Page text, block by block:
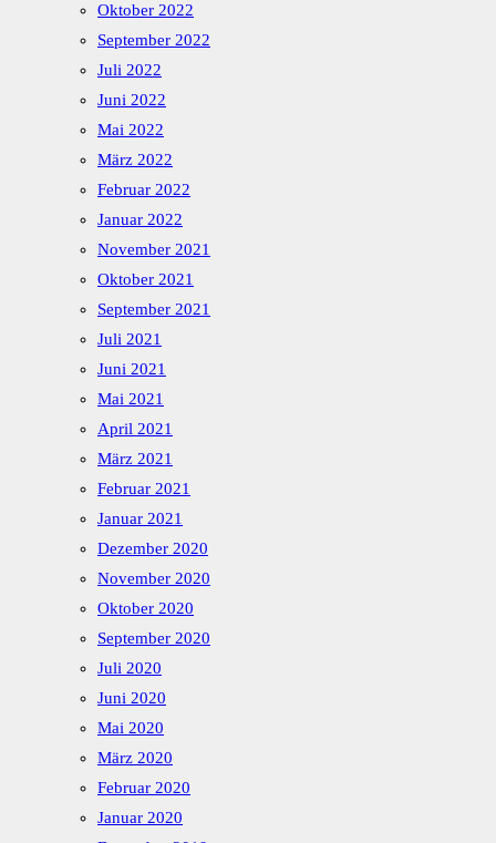
Oktober 2022
September 2022
Juli 2022
Juni 2022
Mai 2022
März 2022
Februar 2022
Januar 2022
November 2021
Oktober 2021
September 2021
Juli 2021
Juni 2021
Mai 2021
April 2021
März 2021
Februar 2021
Januar 2021
Dezember 2020
November 2020
Oktober 2020
September 2020
Juli 2020
Juni 2020
Mai 2020
März 2020
Februar 2020
Januar 2020